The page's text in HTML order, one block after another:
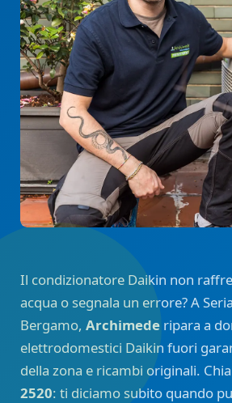
Il condizionatore Daikin non
acqua o segnala un errore? A
Bergamo,Archimede ripara a
elettrodomestici Daikin fuori
della zona e ricambi originali.
2520: ti diciamo subito quando